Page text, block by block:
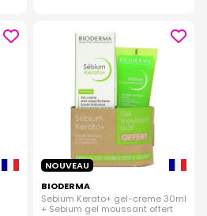
NOUVEAU
BIODERMA
Sebium Kerato+ gel-creme 30ml
+ Sebium gel moussant offert